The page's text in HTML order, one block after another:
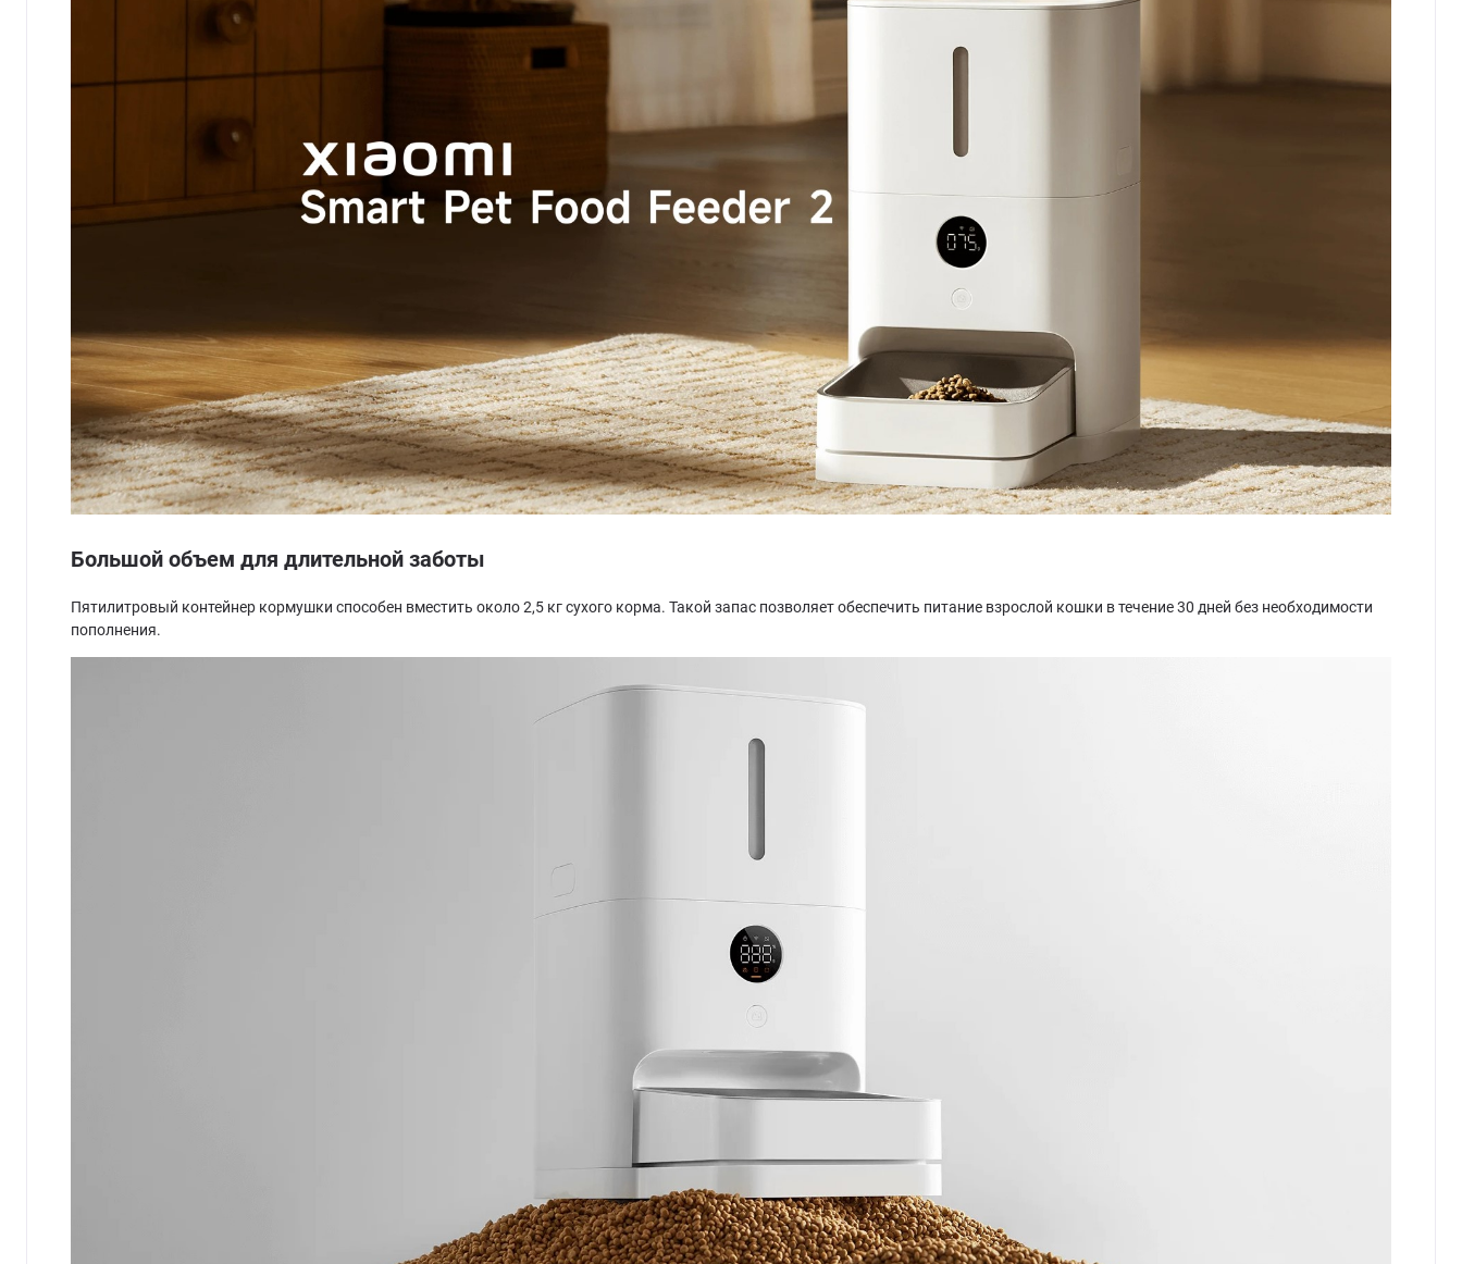
Большой объем для длительной заботы
Пятилитровый контейнер кормушки способен вместить около 2,5 кг сухого корма. Такой запас позволяет обеспечить питание взрослой кошки в течение 30 дней без необходимости
пополнения.